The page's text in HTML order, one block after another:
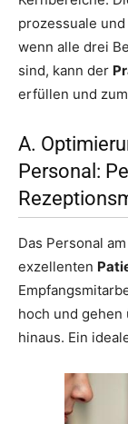
prozessuale
wenn alle drei
sind, kann der
erfüllen und
A.
Personal:
Das Personal
exzellenten
hoch und
hinaus. Ein